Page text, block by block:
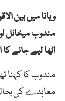
ویانا میں بین
مندوب میخائل
اٹھا لیے جانے
مندوب کا کہنا
معاہدے کی